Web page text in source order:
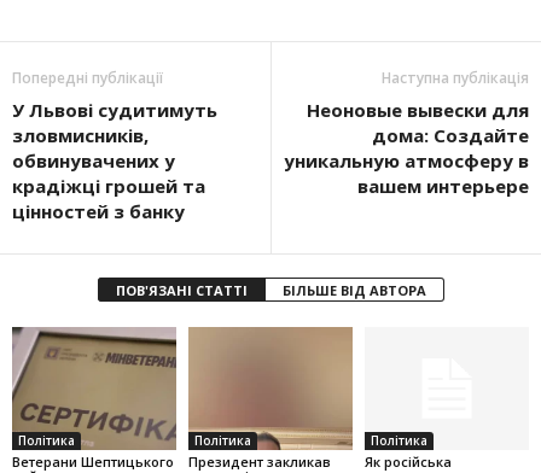
Попередні публікації
У Львові судитимуть
зловмисників,
обвинувачених у
крадіжці грошей та
цінностей з банку
Наступна публікація
Неоновые вывески для
дома: Создайте
уникальную атмосферу в
вашем интерьере
ПОВ'ЯЗАНІ СТАТТІ БІЛЬШЕ ВІД АВТОРА
Політика
Ветерани Шептицького
Політика
Президент закликав
Політика
Як російська